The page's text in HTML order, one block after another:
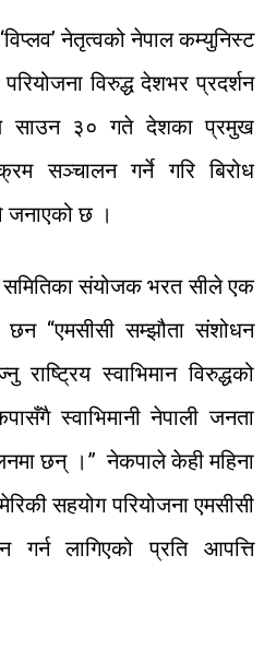
‘विप्लव’नेतृत्वको नेपाल कम्युनिस्ट
परियोजना विरुद्ध देशभर प्रदर्शन
साउन ३० गते देशका प्रमुख
सञ्चालन गर्ने गरि बिरोध
जनाएको छ ।
समितिका संयोजक भरत सीले एक
छन“एमसीसी सम्झौता संशोधन
राष्ट्रिय स्वाभिमान विरुद्धको
स्वाभिमानी नेपाली जनता
छन् ।” नेकपालेकेही महिना
सहयोग परियोजना एमसीसी
गर्न लागिएको प्रतिआपत्ति